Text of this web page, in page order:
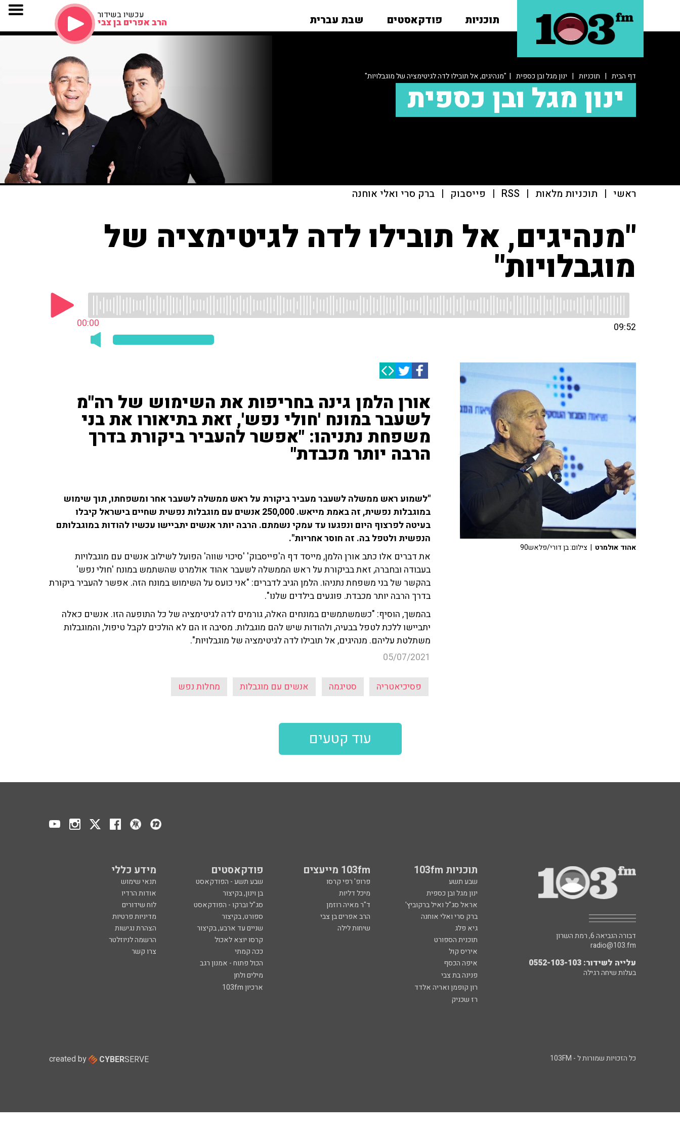
תוכניות פודקאסטים שבת עברית עכשיו בשידור
הרב אפרים בן צבי
דף הבית | תוכניות | ינון מגל ובן כספית | "מנהיגים, אל תובילו לדה לגיטימציה של מוגבלויות"
ינון מגל ובן כספית
ראשי | תוכניות מלאות |
RSS
| פייסבוק | ברק סרי ואלי אוחנה
"מנהיגים, אל תובילו לדה לגיטימציה של
מוגבלויות"
00:00 09:52
אורן הלמן גינה בחריפות את השימוש של רה"מ
לשעבר במונח 'חולי נפש', זאת בתיאורו את בני
משפחת נתניהו: "אפשר להעביר ביקורת בדרך
הרבה יותר מכבדת"
"לשמוע ראש ממשלה לשעבר מעביר ביקורת על ראש ממשלה לשעבר אחר ומשפחתו, תוך שימוש
במוגבלות נפשית, זה באמת מייאש. 250,000 אנשים עם מוגבלות נפשית שחיים בישראל קיבלו
בעיטה לפרצוף היום ונפגעו עד עמקי נשמתם. הרבה יותר אנשים יתביישו עכשיו להודות במוגבלותם
הנפשית ולטפל בה. זה חוסר אחריות".
את דברים אלו כתב אורן הלמן, מייסד דף ה'פייסבוק' 'סיכוי שווה' הפועל לשילוב אנשים עם מוגבלויות
בעבודה ובחברה, זאת בביקורת על ראש הממשלה לשעבר אהוד אולמרט שהשתמש במונח 'חולי נפש'
בהקשר של בני משפחת נתניהו. הלמן הגיב לדברים: "אני כועס על השימוש במונח הזה. אפשר להעביר ביקורת
בדרך הרבה יותר מכבדת. פוגעים בילדים שלנו".
בהמשך, הוסיף: "כשמשתמשים במונחים האלה, גורמים לדה לגיטימציה של כל התופעה הזו. אנשים כאלה
יתביישו ללכת לטפל בבעיה, ולהודות שיש להם מוגבלות. מסיבה זו הם לא הולכים לקבל טיפול, והמוגבלות
משתלטת עליהם. מנהיגים, אל תובילו לדה לגיטימציה של מוגבלויות".
05/07/2021
פסיכיאטריה סטיגמה אנשים עם מוגבלות מחלות נפש
אהוד אולמרט | צילום: בן דורי/פלאש90
עוד קטעים
תוכניות 103fm 103fm מייעצים פודקאסטים מידע כללי
שבע תשע פרופ' רפי קרסו שבע תשע - הפודקאסט
תנאי שימוש
ינון מגל ובן כספית
מיכל דליות בן וינון, בקיצור
אודות הרדיו
אראל סג"ל ואיל ברקוביץ'
ד"ר מאיה רוזמן סג"ל וברקו - הפודקאסט
לוח שידורים
ברק סרי ואלי אוחנה
הרב אפרים בן צבי ספורט, בקיצור
מדיניות פרטיות
גיא פלג
שיחות לילה שניים עד ארבע, בקיצור
הצהרת נגישות
תוכנית הספורט
קרסו יוצא לאכול
הרשמה לניוזלטר
איריס קול
ככה קמתי
צרו קשר
איפה הכסף
הכול פתוח - אמנון רגב
פנינה בת צבי
מילים ולחן
רון קופמן ואריה אלדד
ארכיון 103fm
רז שכניק
דבורה הנביאה 6, רמת השרון
radio@103.fm
עלייה לשידור: 0552-103-103
בעלות שיחה רגילה
כל הזכויות שמורות ל - 103FM created by CYBERSERVE